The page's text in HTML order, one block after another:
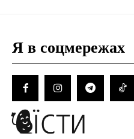
Я в соцмережах